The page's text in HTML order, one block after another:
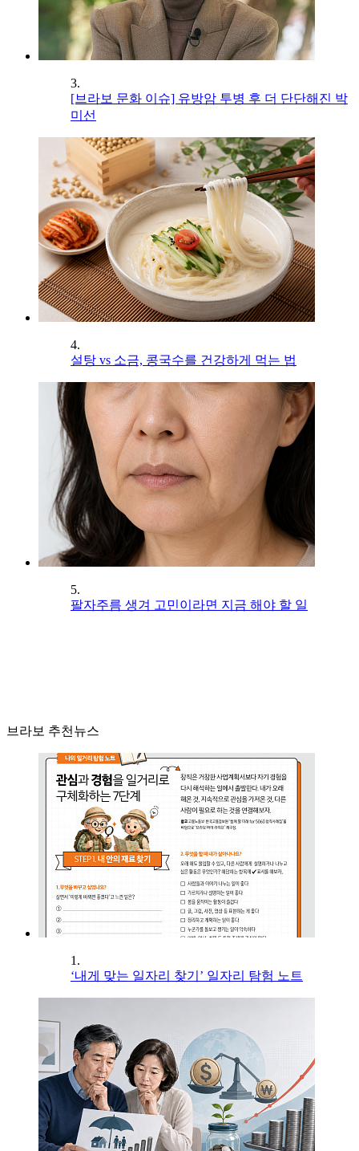
3.
[브라보 문화 이슈] 유방암 투병 후 더 단단해진 박
미선
4.
설탕 vs 소금, 콩국수를 건강하게 먹는 법
5.
팔자주름 생겨 고민이라면 지금 해야 할 일
브라보 추천뉴스
1.
‘내게 맞는 일자리 찾기’ 일자리 탐험 노트